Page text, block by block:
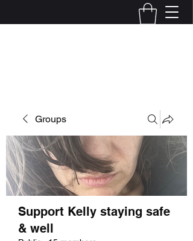
Groups
Support Kelly staying safe
& well